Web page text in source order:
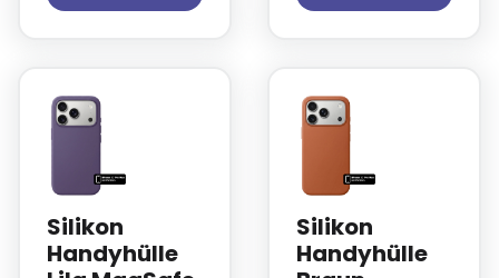
Silikon
Handyhülle
Silikon
Handyhülle